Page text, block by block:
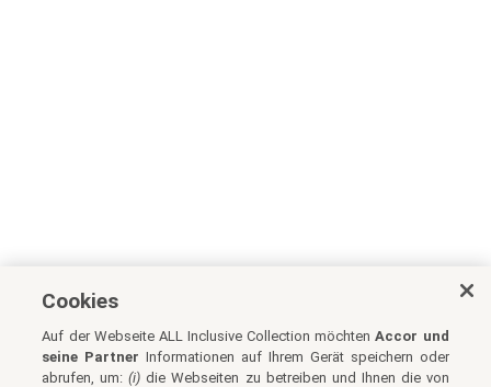
Cookies
Auf der Webseite ALL Inclusive Collection möchtenAccor und
seine Partner Informationen auf Ihrem Gerät speichern oder
abrufen, um:(i) die Webseiten zu betreiben und Ihnen die von